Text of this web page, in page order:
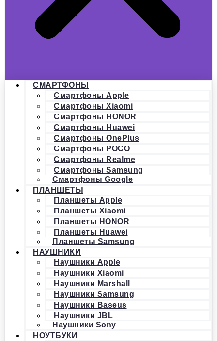
СМАРТФОНЫ
Смартфоны Apple
Смартфоны Xiaomi
Смартфоны HONOR
Смартфоны Huawei
Смартфоны OnePlus
Смартфоны POCO
Смартфоны Realme
Смартфоны Samsung
Смартфоны Google
ПЛАНШЕТЫ
Планшеты Apple
Планшеты Xiaomi
Планшеты HONOR
Планшеты Huawei
Планшеты Samsung
НАУШНИКИ
Наушники Apple
Наушники Xiaomi
Наушники Marshall
Наушники Samsung
Наушники Baseus
Наушники JBL
Наушники Sony
НОУТБУКИ